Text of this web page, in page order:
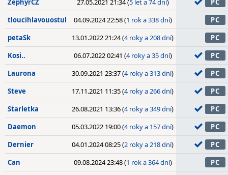
ZephyrCZ
27.05.2021 21:34 (5 let a 74 dní)
PC
tloucihlavouostul
04.09.2024 22:58 (1 rok a 338 dní)
PC
petaSk
13.01.2022 21:24 (4 roky a 208 dní)
PC
Kosi..
06.07.2022 02:41 (4 roky a 35 dní)
PC
Laurona
30.09.2021 23:37 (4 roky a 313 dní)
PC
Steve
17.11.2021 11:35 (4 roky a 266 dní)
PC
Starletka
26.08.2021 13:36 (4 roky a 349 dní)
PC
Daemon
05.03.2022 19:00 (4 roky a 157 dní)
PC
Dernier
04.01.2024 08:25 (2 roky a 218 dní)
PC
Can
09.08.2024 23:48 (1 rok a 364 dní)
PC